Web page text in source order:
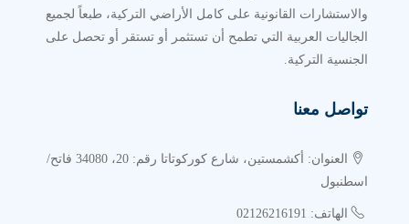
والاستشارات القانونية على كامل الأراضي التركية، طبعاً لجميع
الجاليات العربية التي تطمح أن تستثمر أو تستقر أو تحصل على
الجنسية التركية.
تواصل معنا
العنوان: أكشمستين، شارع كوركوتاتا رقم: 20، 34080 فاتح/
اسطنبول
الهاتف: 02126216191